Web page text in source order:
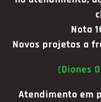
Nota
Novos projetos a
(Diones
Atendimento em